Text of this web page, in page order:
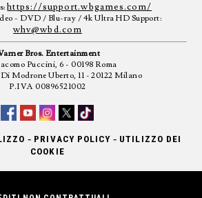
https://support.wbgames.com/
- DVD / Blu-ray / 4k Ultra HD Support:
whv@wbd.com
Bros. Entertainment
Puccini, 6 - 00198 Roma
Modrone Uberto, 11 - 20122 Milano
P.IVA 00896521002
- PRIVACY POLICY - UTILIZZO DEI
COOKIE